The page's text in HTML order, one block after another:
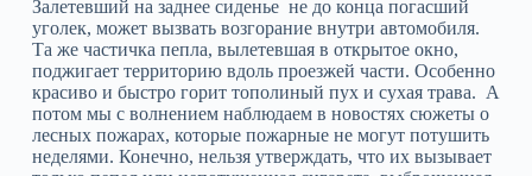
Залетевший на заднее сиденье не до конца погасший
уголек, может вызвать возгорание внутри автомобиля.
Та же частичка пепла, вылетевшая в открытое окно,
поджигает территорию вдоль проезжей части. Особенно
красиво и быстро горит тополиный пух и сухая трава. А
потом мы с волнением наблюдаем в новостях сюжеты о
лесных пожарах, которые пожарные не могут потушить
неделями. Конечно, нельзя утверждать, что их вызывает